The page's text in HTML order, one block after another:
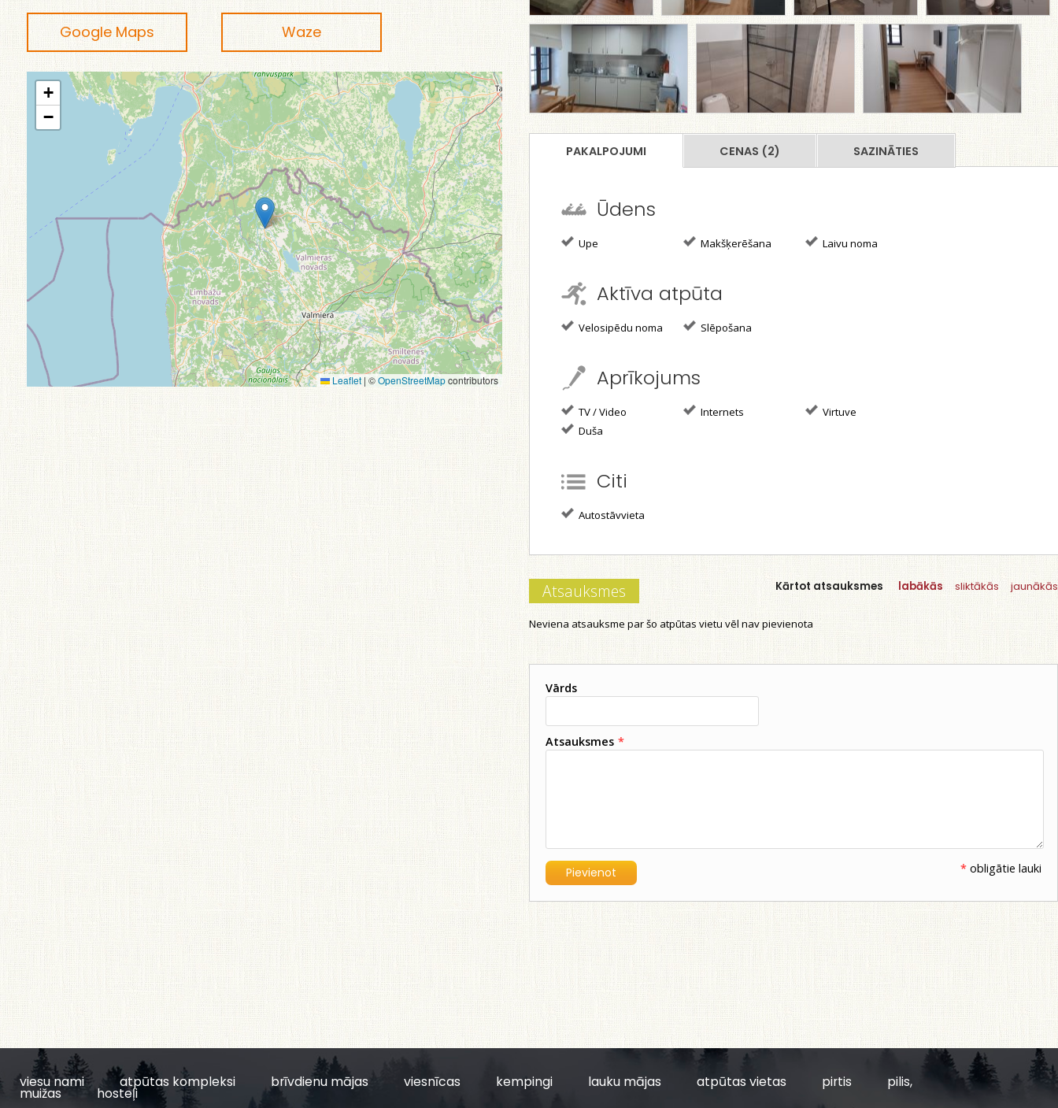
Google Maps Waze
+
−
Leaflet | ©OpenStreetMapcontributors
PAKALPOJUMI CENAS (2) SAZINĀTIES
Ūdens
Upe Makšķerēšana Laivu noma
Aktīva atpūta
Velosipēdu noma Slēpošana
Aprīkojums
TV / Video Internets
Virtuve
Duša
Citi
Autostāvvieta
Kārtot atsauksmes labākās sliktākās jaunākās
Atsauksmes
Neviena atsauksme par šo atpūtas vietu vēl nav pievienota
Vārds
Atsauksmes *
* obligātie lauki
viesu nami atpūtas kompleksi brīvdienu mājas viesnīcas kempingi lauku mājas atpūtas vietas pirtis pilis,
muižas hosteļi